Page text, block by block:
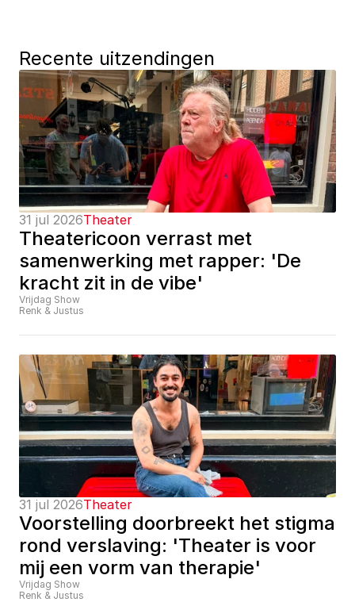
Recente uitzendingen
31 jul 2026Theater
Theatericoon verrast met
samenwerking met rapper: 'De
kracht zit in de vibe'
Vrijdag Show
Renk & Justus
31 jul 2026Theater
Voorstelling doorbreekt het stigma
rond verslaving: 'Theater is voor
mij een vorm van therapie'
Vrijdag Show
Renk & Justus